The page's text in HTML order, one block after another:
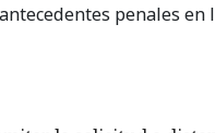
penales en